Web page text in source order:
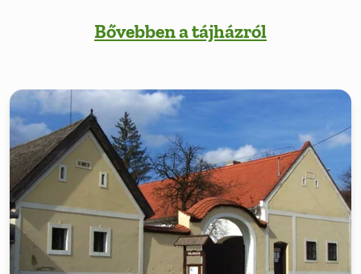
Bővebben a tájházról